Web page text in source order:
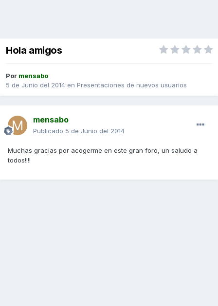
Hola amigos
Por mensabo
5 de Junio del 2014 en Presentaciones de nuevos usuarios
mensabo
Publicado 5 de Junio del 2014
Muchas gracias por acogerme en este gran foro, un saludo a
todos!!!!